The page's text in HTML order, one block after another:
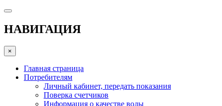
НАВИГАЦИЯ
×
Главная страница
Потребителям
Личный кабинет, передать показания
Поверка счетчиков
Информация о качестве воды